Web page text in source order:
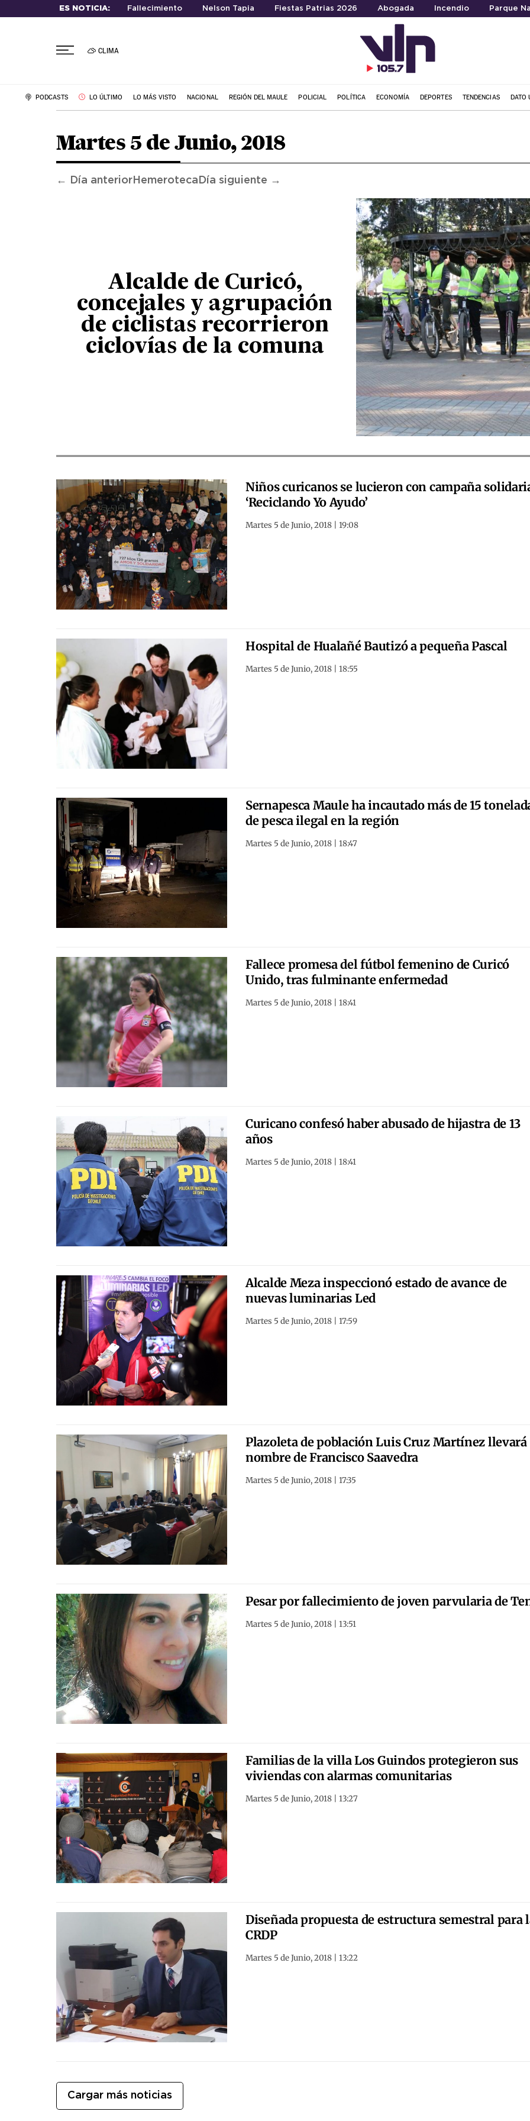
ES NOTICIA: Fallecimiento Nelson Tapia Fiestas Patrias 2026 Abogada Incendio Parque
CLIMA
PODCASTS LO ÚLTIMO LO MÁS VISTO NACIONAL REGIÓN DEL MAULE POLICIAL POLÍTICA ECONOMÍA DEPORTES TENDENCIAS DATO
Martes 5 de Junio, 2018
← Día anteriorHemeroteca Día siguiente →
Alcalde de Curicó,
concejales y agrupación
de ciclistas recorrieron
ciclovías de la comuna
Niños curicanos se lucieron con campaña
‘Reciclando Yo Ayudo’
Martes 5 de Junio, 2018 | 19:08
Hospital de Hualañé Bautizó a pequeña Pascal
Martes 5 de Junio, 2018 | 18:55
Sernapesca Maule ha incautado más de 15
de pesca ilegal en la región
Martes 5 de Junio, 2018 | 18:47
Fallece promesa del fútbol femenino de Curicó
Unido, tras fulminante enfermedad
Martes 5 de Junio, 2018 | 18:41
Curicano confesó haber abusado de hijastra de 13
años
Martes 5 de Junio, 2018 | 18:41
Alcalde Meza inspeccionó estado de avance de
nuevas luminarias Led
Martes 5 de Junio, 2018 | 17:59
Plazoleta de población Luis Cruz Martínez llevará
nombre de Francisco Saavedra
Martes 5 de Junio, 2018 | 17:35
Pesar por fallecimiento de joven parvularia de
Martes 5 de Junio, 2018 | 13:51
Familias de la villa Los Guindos protegieron sus
viviendas con alarmas comunitarias
Martes 5 de Junio, 2018 | 13:27
Diseñada propuesta de estructura semestral para
CRDP
Martes 5 de Junio, 2018 | 13:22
Cargar más noticias